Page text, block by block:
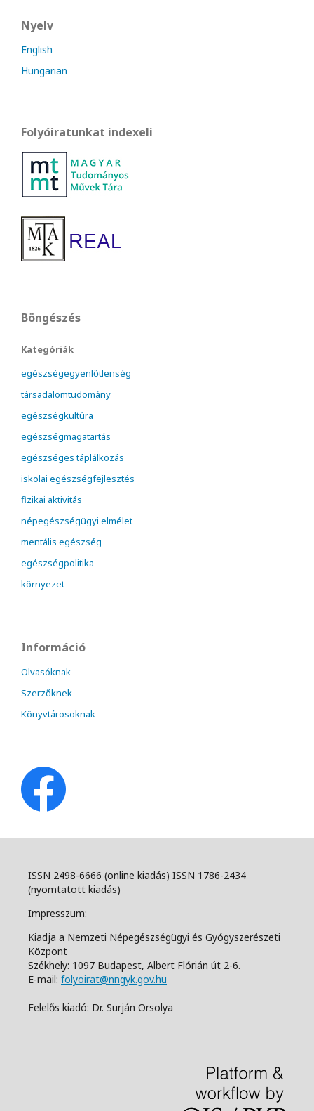
Nyelv
English
Hungarian
Folyóiratunkat indexeli
Böngészés
Kategóriák
egészségegyenlőtlenség
társadalomtudomány
egészségkultúra
egészségmagatartás
egészséges táplálkozás
iskolai egészségfejlesztés
fizikai aktivitás
népegészségügyi elmélet
mentális egészség
egészségpolitika
környezet
Információ
Olvasóknak
Szerzőknek
Könyvtárosoknak
ISSN 2498-6666 (online kiadás) ISSN 1786-2434
(nyomtatott kiadás)
Impresszum:
Kiadja a Nemzeti Népegészségügyi és Gyógyszerészeti
Központ
Székhely: 1097 Budapest, Albert Flórián út 2-6.
E-mail: folyoirat@nngyk.gov.hu
Felelős kiadó: Dr. Surján Orsolya